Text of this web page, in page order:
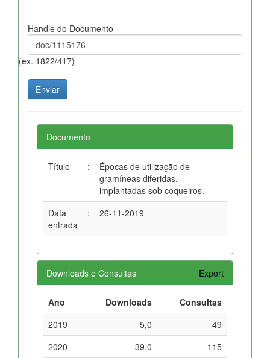
Handle do Documento
(ex. 1822/417)
Documento
Título :
Épocas de utilização de
gramíneas diferidas,
implantadas sob coqueiros.
Data
entrada
: 26-11-2019
Downloads e Consultas Export
Ano Downloads
Consultas
2019
5,0
49
2020
39,0
115